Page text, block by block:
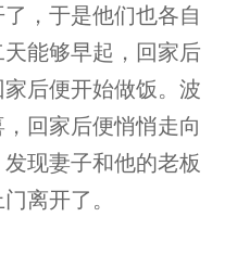
，于是他们也各自
能够早起，回家后
后便开始做饭。波
回家后便悄悄走向
现妻子和他的老板
离开了。